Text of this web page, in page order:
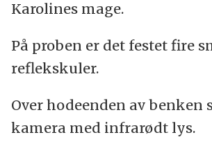
Karolines mage.
På proben er det festet fire
reflekskuler.
Over hodeenden av benken
kamera med infrarødt lys.